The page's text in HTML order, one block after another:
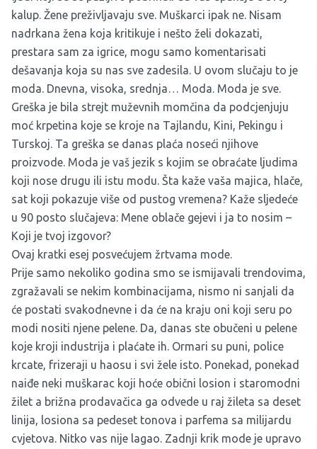
kalup. Žene preživljavaju sve. Muškarci ipak ne. Nisam
nadrkana žena koja kritikuje i nešto želi dokazati,
prestara sam za igrice, mogu samo komentarisati
dešavanja koja su nas sve zadesila. U ovom slučaju to je
moda. Dnevna, visoka, srednja… Moda. Moda je sve.
Greška je bila strejt muževnih momčina da podcjenjuju
moć krpetina koje se kroje na Tajlandu, Kini, Pekingu i
Turskoj. Ta greška se danas plaća noseći njihove
proizvode. Moda je vaš jezik s kojim se obraćate ljudima
koji nose drugu ili istu modu. Šta kaže vaša majica, hlače,
sat koji pokazuje više od pustog vremena? Kaže sljedeće
u 90 posto slučajeva: Mene oblače gejevi i ja to nosim –
Koji je tvoj izgovor?
Ovaj kratki esej posvećujem žrtvama mode.
Prije samo nekoliko godina smo se ismijavali trendovima,
zgražavali se nekim kombinacijama, nismo ni sanjali da
će postati svakodnevne i da će na kraju oni koji seru po
modi nositi njene pelene. Da, danas ste obučeni u pelene
koje kroji industrija i plaćate ih. Ormari su puni, police
krcate, frizeraji u haosu i svi žele isto. Ponekad, ponekad
naiđe neki muškarac koji hoće obični losion i staromodni
žilet a brižna prodavačica ga odvede u raj žileta sa deset
linija, losiona sa pedeset tonova i parfema sa milijardu
cvjetova. Nitko vas nije lagao. Zadnji krik mode je upravo